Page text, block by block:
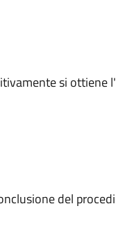
si ottiene
del